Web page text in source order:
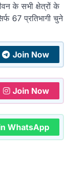
के सभी क्षेत्रों के
67 प्रतिभागी चुने
Join Now
Join Now
WhatsApp